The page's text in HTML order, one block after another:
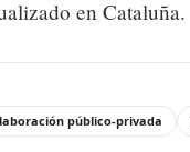
en Cataluña.
público-privada